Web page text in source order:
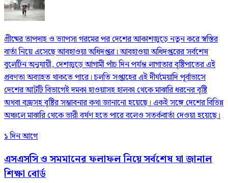
গ্রীষ্মের তাপদাহ ও ভ্যাপসা গরমের পর দেশের আকাশজুড়ে নতুন করে স্বস্তির
বার্তা নিয়ে এসেছে আবহাওয়া অধিদপ্তর। আবহাওয়া অধিদপ্তরের সর্বশেষ
বুলেটিন অনুযায়ী, দেশজুড়ে আগামী পাঁচ দিন পর্যন্ত লাগাতার বৃষ্টিপাতের এই
প্রবণতা অব্যাহত থাকতে পারে। চলতি সপ্তাহের এই দীর্ঘমেয়াদি পূর্বাভাসে
দেশের আটটি বিভাগেই দমকা হাওয়াসহ হালকা থেকে মাঝারি ধরনের বৃষ্টি
অথবা বজ্রসহ বৃষ্টির সম্ভাবনার কথা জানানো হয়েছে। একই সঙ্গে দেশের বিভিন্ন
অঞ্চলে মাঝারি থেকে ভারী বর্ষণ হতে পারে বলেও সতর্কবার্তা দেওয়া হয়েছে।
১ দিন আগে
এসএসসি ও সমমানের ফলাফল নিয়ে সর্বশেষ যা জানাল
শিক্ষা বোর্ড